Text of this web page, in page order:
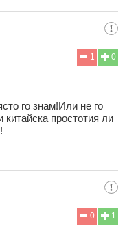
0
1
го знам!Или не го
простотия ли
1
0